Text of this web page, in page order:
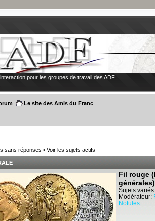
pour les groupes de travail des ADF
Le site des Amis du Franc
sans réponses • Voir les sujets actifs
Fil rouge
générales)
Sujets variés
Modérateur:
Notules